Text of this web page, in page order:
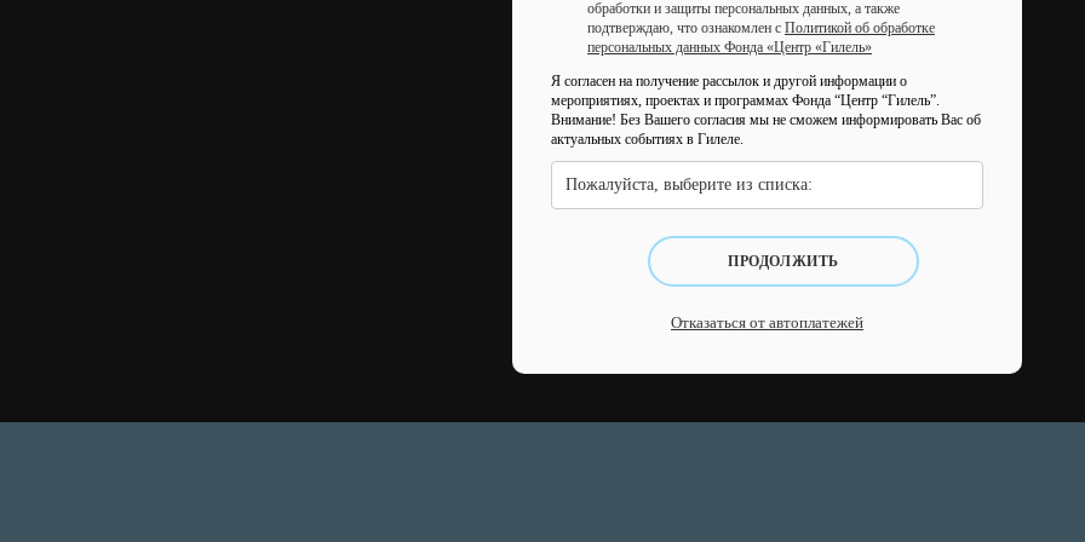
обработки и защиты персональных данных, а также
подтверждаю, что ознакомлен с Политикой об обработке
персональных данных Фонда «Центр «Гилель»
Я согласен на получение рассылок и другой информации о
мероприятиях, проектах и программах Фонда “Центр “Гилель”.
Внимание! Без Вашего согласия мы не сможем информировать Вас об
актуальных событиях в Гилеле.
Пожалуйста, выберите из списка:
ПРОДОЛЖИТЬ
Отказаться от автоплатежей